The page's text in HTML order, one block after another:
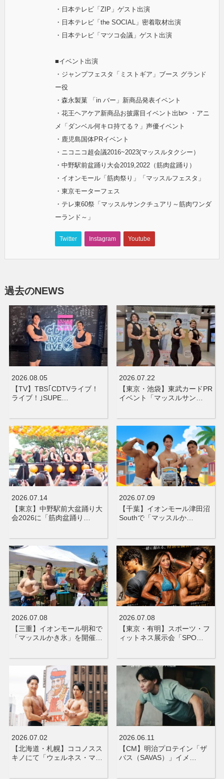
・日本テレビ「ZIP」ゲスト出演
・日本テレビ「the SOCIAL」密着取材出演
・日本テレビ「マツコ会議」ゲスト出演
■イベント出演
・ジャンプフェスタ「ミストギア」ブース グランド
ー役
・森永製菓 「in バー」新商品発表イベント
・花王ヘアケア新商品お披露目イベント出br> ・アニ
メ「ダンベル何キロ持てる？」声優イベント
・鹿児島国体PRイベント
・ニコニコ超会議2016~2023(マッスルタクシー）
・中野駅前盆踊り大会2019,2022（筋肉盆踊り）
・イオンモール「筋肉祭り」「マッスルフェスタ」
・東京モーターフェス
・テレ東60祭「マッスルサンクチュアリ～筋肉ワンダ
ーランド～」
Twitter Instagram Youtube
過去のNEWS
2026.08.05
【TV】TBS｢CDTVライブ！
ライブ！｣SUPE…
2026.07.22
【東京・池袋】東武カードPR
イベント「マッスルサン…
2026.07.14
【東京】中野駅前大盆踊り大
会2026に「筋肉盆踊り…
2026.07.09
【千葉】イオンモール津田沼
Southで「マッスルか…
2026.07.08
【三重】イオンモール明和で
「マッスルかき氷」を開催…
2026.07.08
【東京・有明】スポーツ・フ
ィットネス展示会「SPO…
2026.07.02
【北海道・札幌】ココノスス
キノにて「ウェルネス・マ…
2026.06.11
【CM】明治プロテイン「ザ
バス（SAVAS）」イメ…